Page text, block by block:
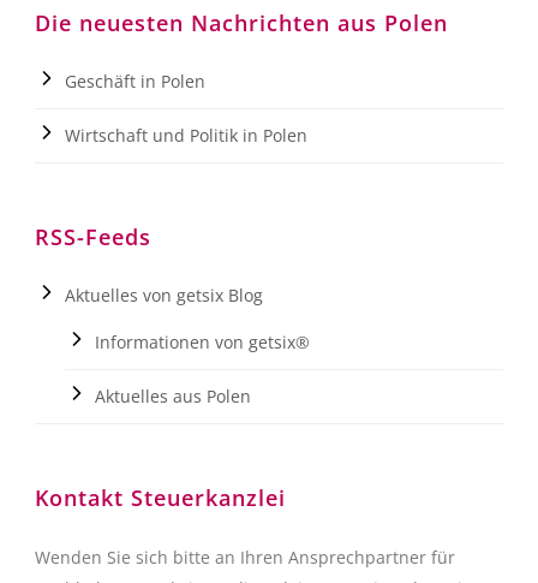
Die neuesten Nachrichten aus Polen
Geschäft in Polen
Wirtschaft und Politik in Polen
RSS-Feeds
Aktuelles von getsix Blog
Informationen von getsix®
Aktuelles aus Polen
Kontakt Steuerkanzlei
Wenden Sie sich bitte an Ihren Ansprechpartner für